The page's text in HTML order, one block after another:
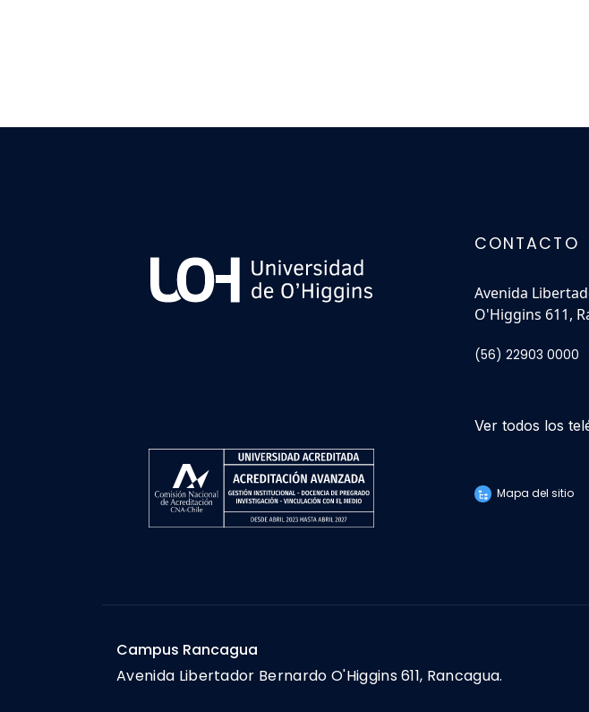
CONTACTO
Avenida
O'Higgins 611,
(56) 22903 0000
Ver todos los
Mapa del sitio
Campus Rancagua
Avenida Libertador Bernardo O'Higgins 611, Rancagua.